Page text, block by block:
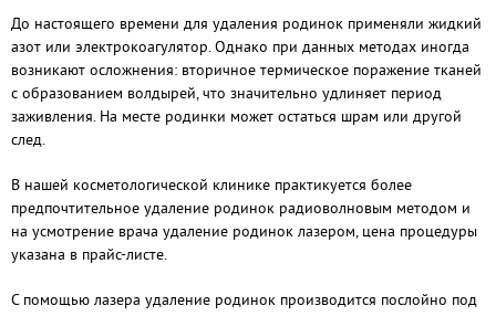
До настоящего времени для удаления родинок применяли жидкий
азот или электрокоагулятор. Однако при данных методах иногда
возникают осложнения: вторичное термическое поражение тканей
с образованием волдырей, что значительно удлиняет период
заживления. На месте родинки может остаться шрам или другой
след.
В нашей косметологической клинике практикуется более
предпочтительное удаление родинок радиоволновым методом и
на усмотрение врача удаление родинок лазером, цена процедуры
указана в прайс-листе.
С помощью лазера удаление родинок производится послойно под